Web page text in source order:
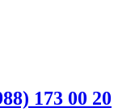
173 00 20